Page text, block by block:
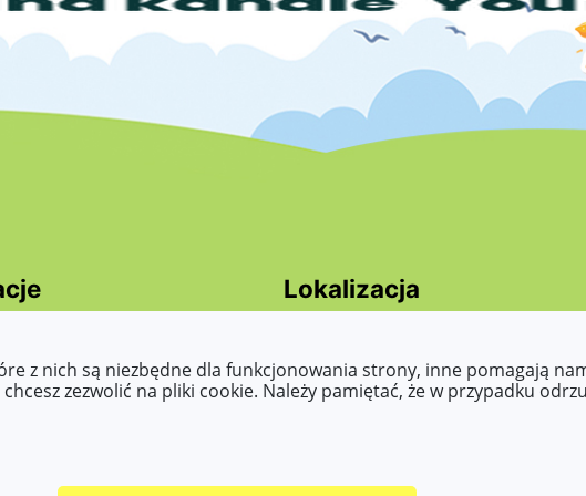
to read, Tekst
maszynowo, raporty,
Lokalizacja
z nich są niezbędne dla funkcjonowania strony, inne pomagają
zezwolić na pliki cookie. Należy pamiętać, że w przypadku